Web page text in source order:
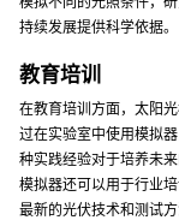
持续发展提供科学依据。
教育培训
在教育培训方面，太阳
过在实验室中使用模拟
种实践经验对于培养未
模拟器还可以用于行业
最新的光伏技术和测试